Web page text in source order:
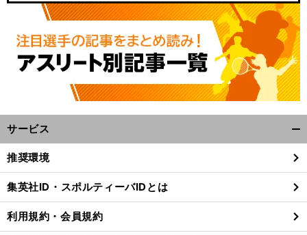
サービス
閉
る
推奨環境
集英社ID・スポルティーバIDとは
利用規約・会員規約